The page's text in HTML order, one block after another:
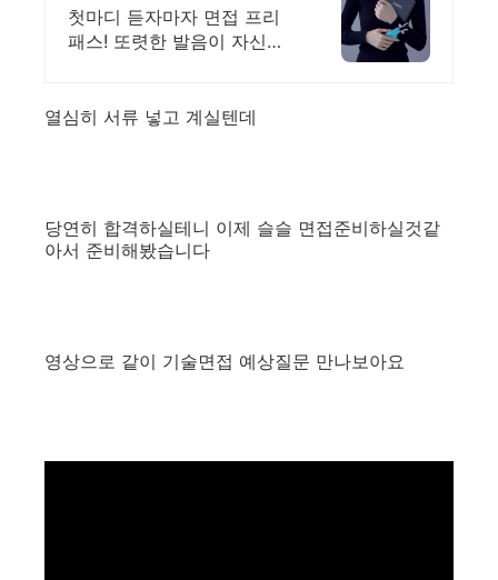
킨 템 면접 합격 필수템
첫마디 듣자마자 면접 프리
패스! 또렷한 발음이 자신감
열심히 서류 넣고 계실텐데
당연히 합격하실테니 이제 슬슬 면접준비하실것같
아서 준비해봤습니다
영상으로 같이 기술면접 예상질문 만나보아요